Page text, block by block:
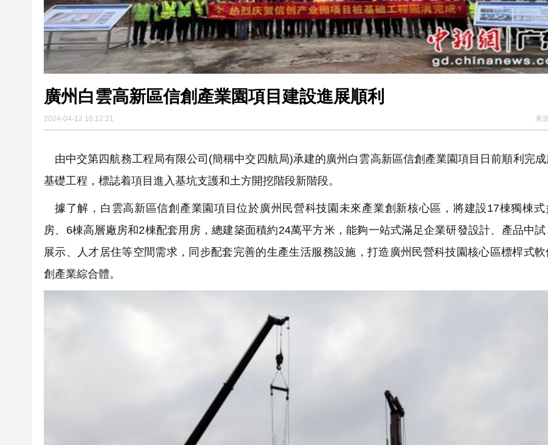
廣州白雲高新區信創產業園項目建設進展順利
2024-04-12 16:12:21 來
由中交第四航務工程局有限公司(簡稱中交四航局)承建的廣州白雲高新區信創產業園項目日前順利完
基礎工程，標誌着項目進入基坑支護和土方開挖階段新階段。
據了解，白雲高新區信創產業園項目位於廣州民營科技園未來產業創新核心區，將建設17棟獨棟式
房、6棟高層廠房和2棟配套用房，總建築面積約24萬平方米，能夠一站式滿足企業研發設計、產品中試
展示、人才居住等空間需求，同步配套完善的生產生活服務設施，打造廣州民營科技園核心區標桿式
創產業綜合體。